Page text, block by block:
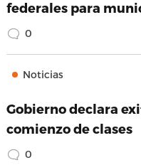
federales para
0
Noticias
Gobierno declara
comienzo de clases
0